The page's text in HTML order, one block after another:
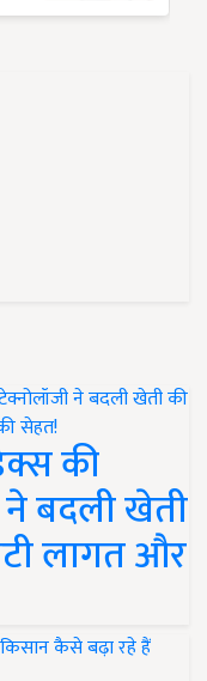
की
बदली खेती
लागत और